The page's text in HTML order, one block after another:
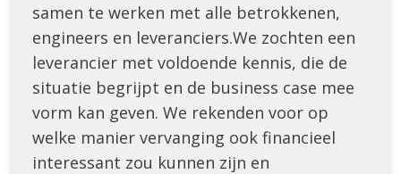
samen te werken met alle betrokkenen,
engineers en leveranciers.We zochten een
leverancier met voldoende kennis, die de
situatie begrijpt en de business case mee
vorm kan geven. We rekenden voor op
welke manier vervanging ook financieel
interessant zou kunnen zijn en